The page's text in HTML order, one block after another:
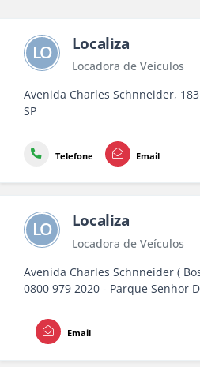
LO Localiza
Locadora de Veículos
Avenida Charles Schnneider,
SP
Telefone Email
LO Localiza
Locadora de Veículos
Avenida Charles Schnneider (
0800 979 2020 - Parque Senhor
Email